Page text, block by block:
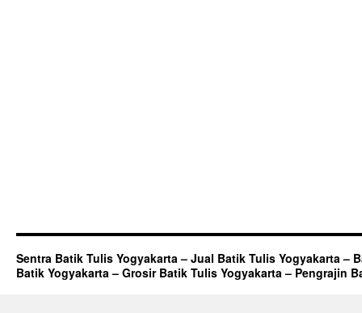
Sentra Batik Tulis Yogyakarta – Jual Batik Tulis Yogyakarta –
Batik Yogyakarta – Grosir Batik Tulis Yogyakarta – Pengrajin